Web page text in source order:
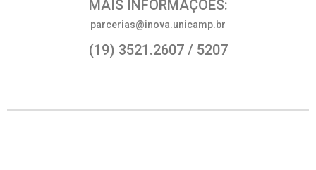
MAIS INFORMAÇÕES:
parcerias@inova.unicamp.br
(19) 3521.2607 / 5207